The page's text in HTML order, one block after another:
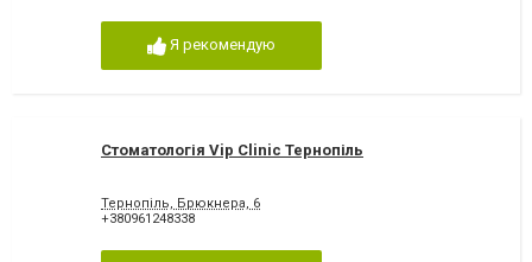
Я рекомендую
Стоматологія Vip Clinic Тернопіль
Тернопіль, Брюкнера, 6
+380961248338